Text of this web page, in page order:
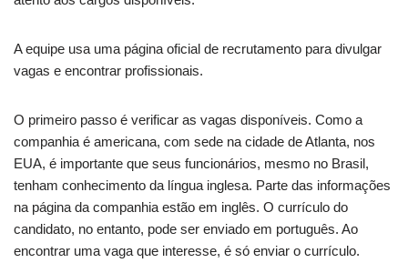
A equipe usa uma página oficial de recrutamento para divulgar
vagas e encontrar profissionais.
O primeiro passo é verificar as vagas disponíveis. Como a
companhia é americana, com sede na cidade de Atlanta, nos
EUA, é importante que seus funcionários, mesmo no Brasil,
tenham conhecimento da língua inglesa. Parte das informações
na página da companhia estão em inglês. O currículo do
candidato, no entanto, pode ser enviado em português. Ao
encontrar uma vaga que interesse, é só enviar o currículo.